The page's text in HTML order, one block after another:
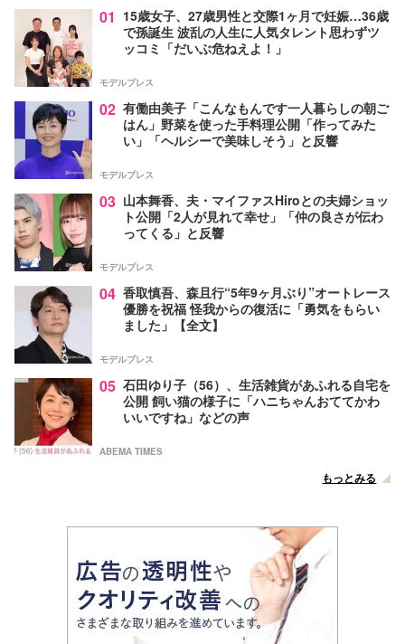
01 15歳女子、27歳男性と交際1ヶ月で妊娠…36歳
で孫誕生 波乱の人生に人気タレント思わずツ
ッコミ「だいぶ危ねえよ！」
モデルプレス
02 有働由美子「こんなもんです一人暮らしの朝ご
はん」野菜を使った手料理公開「作ってみた
い」「ヘルシーで美味しそう」と反響
モデルプレス
03 山本舞香、夫・マイファスHiroとの夫婦ショッ
ト公開「2人が見れて幸せ」「仲の良さが伝わ
ってくる」と反響
モデルプレス
04 香取慎吾、森且行“5年9ヶ月ぶり”オートレース
優勝を祝福 怪我からの復活に「勇気をもらい
ました」【全文】
モデルプレス
05 石田ゆり子（56）、生活雑貨があふれる自宅を
公開 飼い猫の様子に「ハニちゃんおててかわ
いいですね」などの声
ABEMA TIMES
もっとみる